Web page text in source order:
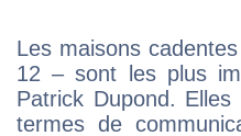
Les maisons
12 – sont les plus
Patrick Dupond.
termes de